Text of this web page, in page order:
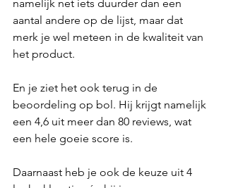
namelijk net iets duurder dan een
aantal andere op de lijst, maar dat
merk je wel meteen in de kwaliteit van
het product.
En je ziet het ook terug in de
beoordeling op bol. Hij krijgt namelijk
een 4,6 uit meer dan 80 reviews, wat
een hele goeie score is.
Daarnaast heb je ook de keuze uit 4